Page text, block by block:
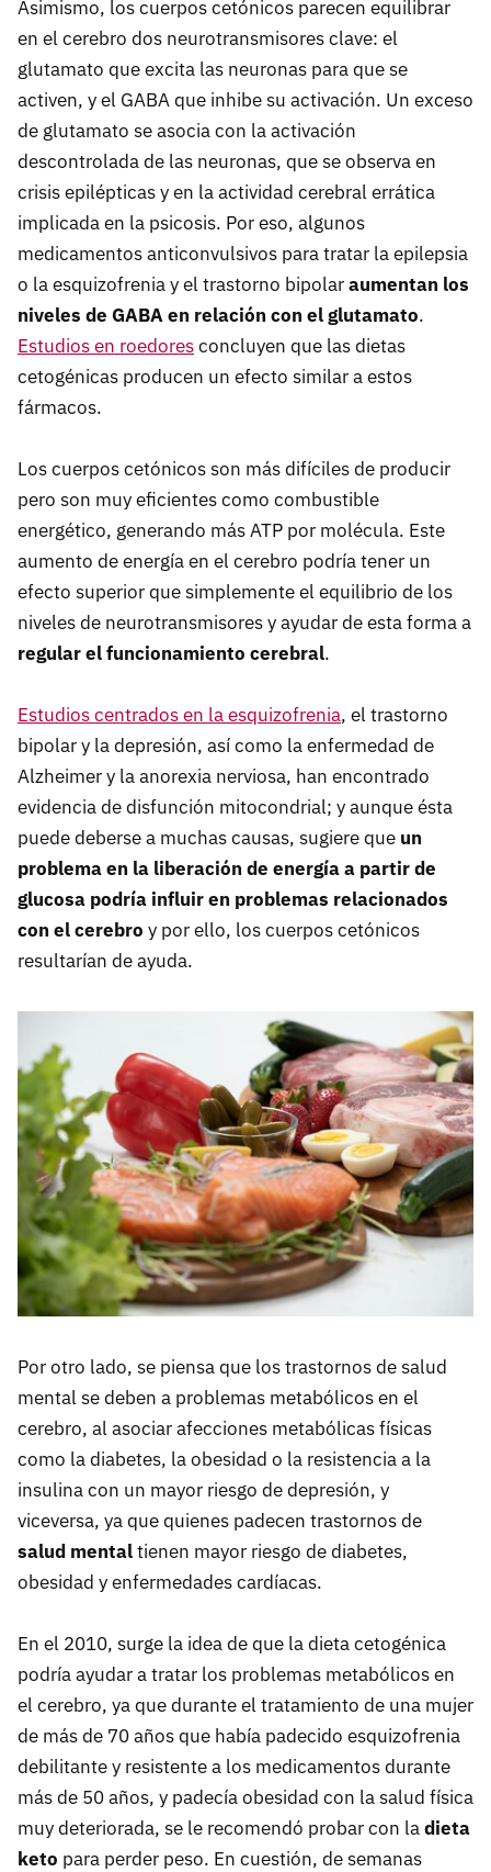
Asimismo, los cuerpos cetónicos parecen equilibrar
en el cerebro dos neurotransmisores clave: el
glutamato que excita las neuronas para que se
activen, y el GABA que inhibe su activación. Un exceso
de glutamato se asocia con la activación
descontrolada de las neuronas, que se observa en
crisis epilépticas y en la actividad cerebral errática
implicada en la psicosis. Por eso, algunos
medicamentos anticonvulsivos para tratar la epilepsia
o la esquizofrenia y el trastorno bipolaraumentan los
niveles de GABA en relación con el glutamato.
Estudios en roedoresconcluyen que las dietas
cetogénicas producen un efecto similar a estos
fármacos.
Los cuerpos cetónicos son más difíciles de producir
pero son muy eficientes como combustible
energético, generando más ATP por molécula. Este
aumento de energía en el cerebro podría tener un
efecto superior que simplemente el equilibrio de los
niveles de neurotransmisores y ayudar de esta forma a
regular el funcionamiento cerebral.
Estudios centrados en la esquizofrenia, el trastorno
bipolar y la depresión, así como la enfermedad de
Alzheimer y la anorexia nerviosa, han encontrado
evidencia de disfunción mitocondrial; y aunque ésta
puede deberse a muchas causas, sugiere que un
problema en la liberación de energía a partir de
glucosa podría influir en problemas relacionados
con el cerebro y por ello, los cuerpos cetónicos
resultarían de ayuda.
Por otro lado, se piensa que los trastornos de salud
mental se deben a problemas metabólicos en el
cerebro, al asociar afecciones metabólicas físicas
como la diabetes, la obesidad o la resistencia a la
insulina con un mayor riesgo de depresión, y
viceversa, ya que quienes padecen trastornos de
salud mentaltienen mayor riesgo de diabetes,
obesidad y enfermedades cardíacas.
En el 2010, surge la idea de que la dieta cetogénica
podría ayudar a tratar los problemas metabólicos en
el cerebro, ya que durante el tratamiento de una mujer
de más de 70 años que había padecido esquizofrenia
debilitante y resistente a los medicamentos durante
más de 50 años, y padecía obesidad con la salud física
muy deteriorada, se le recomendó probar con ladieta
keto para perder peso. En cuestión, de semanas